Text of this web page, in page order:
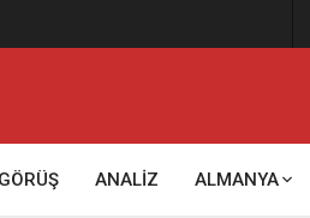
mi?
GÖRÜŞ ANALİZ ALMANYA